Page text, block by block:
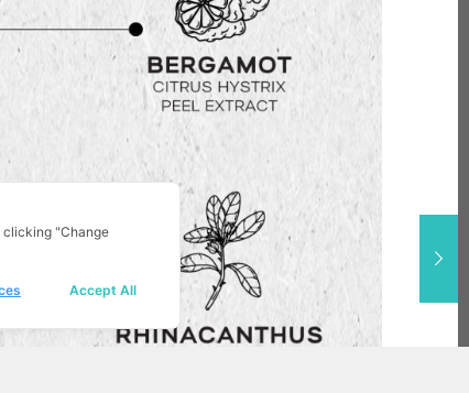
ม.5 ต ท่าแร้ง อ.บ้านแหลม จ.เพชรบุรี 76110
09-5456-6929 , 08-2598-9626
innovativeherb2@gmail.com
clicking "Change
Accept All